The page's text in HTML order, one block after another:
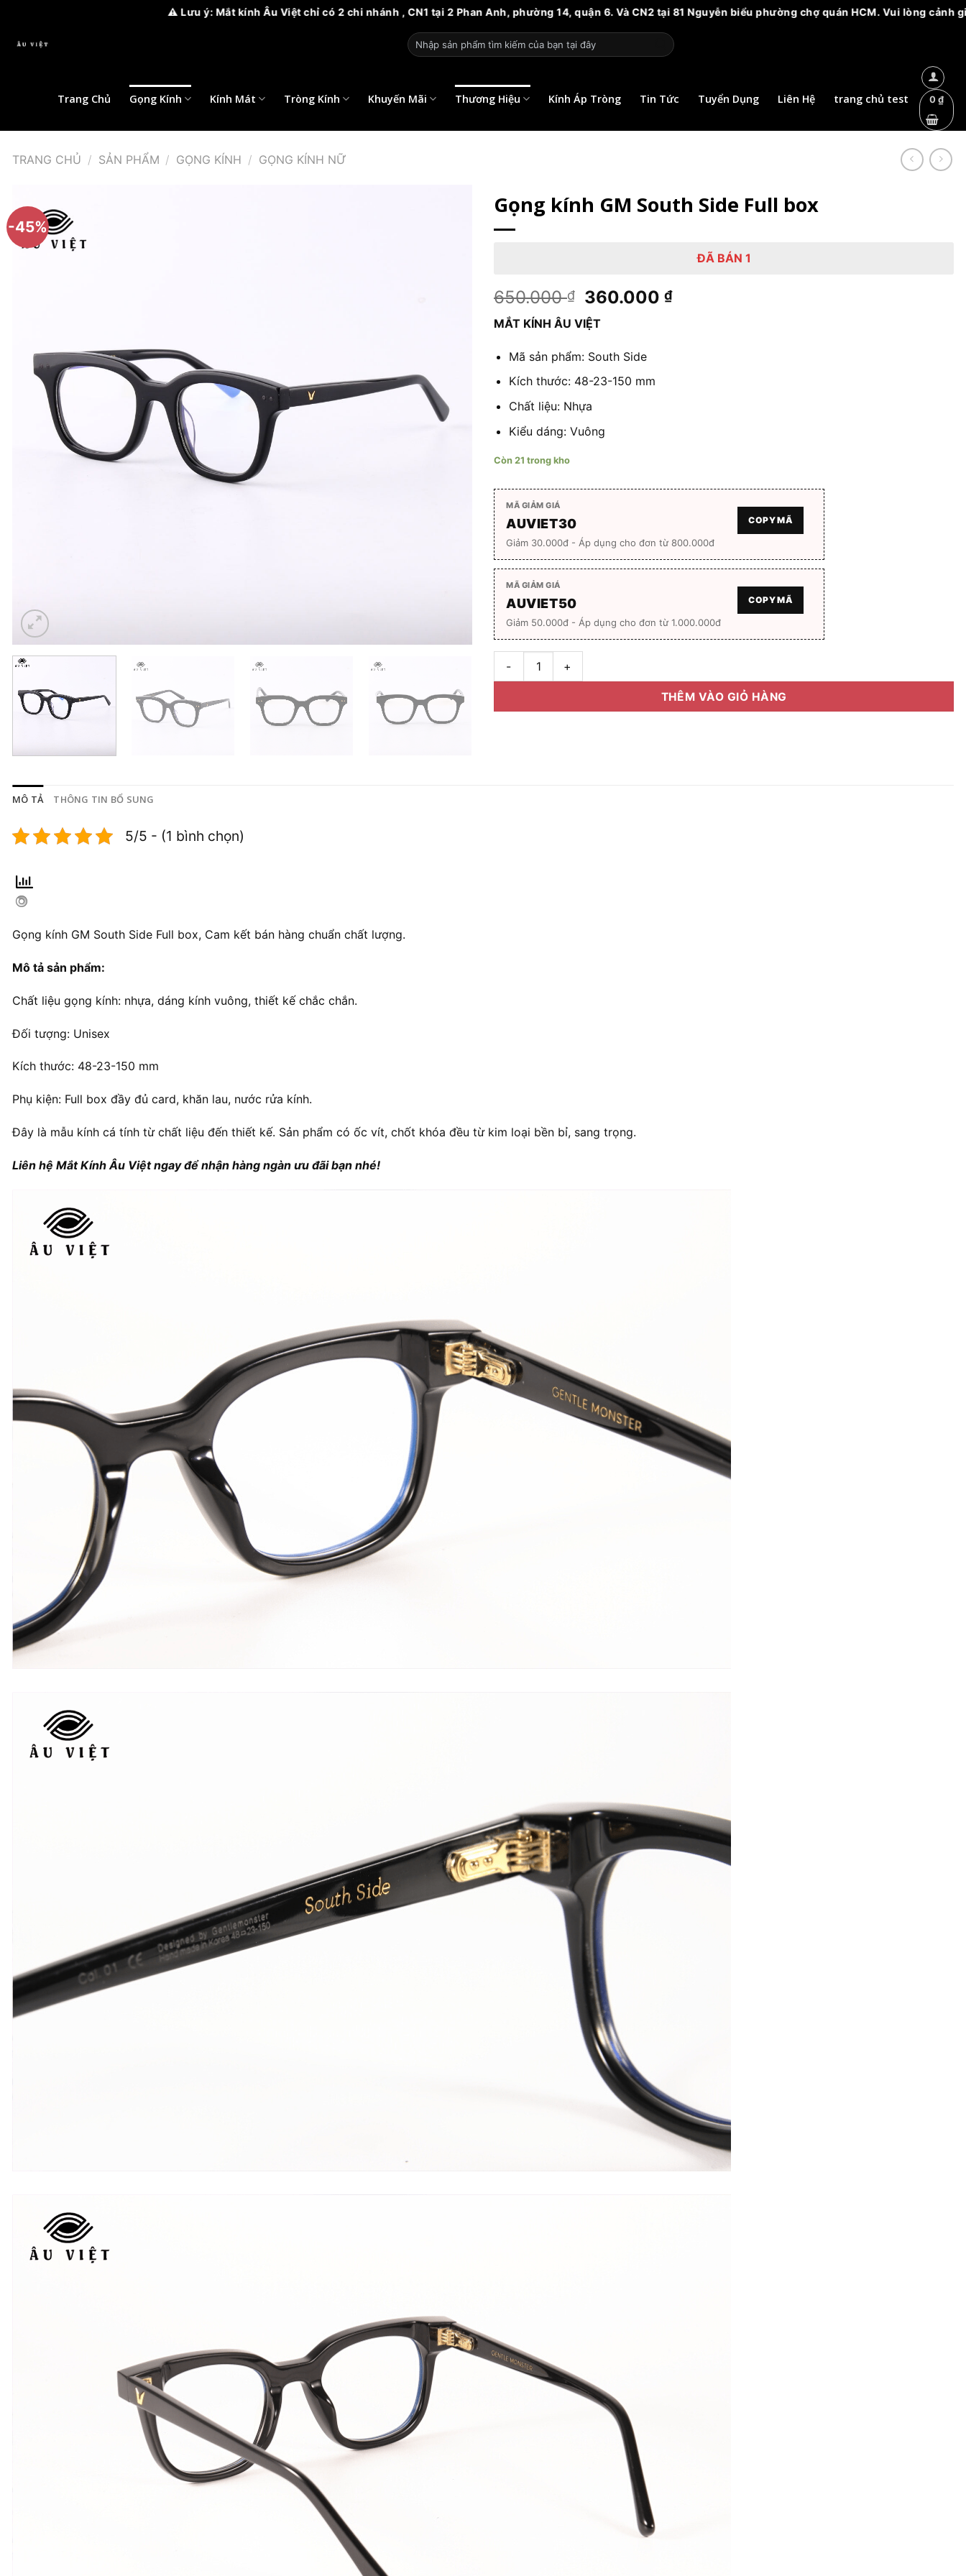
⚠️ Lưu ý: Mắt kính Âu Việt chỉ có 2 chi nhánh , CN1 tại 2 Phan Anh, phường 14, quận 6. Và CN2 tại 81 Nguyễn biểu phường chợ quán HCM. Vui lòng cảnh giác với các
qua
Tìm
kiếm:
Trang Chủ Gọng Kính Kính Mát Tròng Kính Khuyến Mãi Thương Hiệu Kính Áp Tròng Tin Tức Tuyển Dụng Liên Hệ trang chủ test 0₫
TRANG CHỦ / SẢN PHẨM / GỌNG KÍNH / GỌNG KÍNH NỮ
-45%
Gọng kính GM South Side Full box
ĐÃ BÁN 1
650.000₫
Giá
gốc
là:
650.000 ₫.
360.000₫Giá
MẮT KÍNH ÂU VIỆT
Mã sản phẩm: South Side
Kích thước: 48-23-150 mm
Chất liệu: Nhựa
Kiểu dáng: Vuông
Còn 21 trong kho
MÃ GIẢM GIÁ
AUVIET30
Giảm 30.000đ - Áp dụng cho đơn từ 800.000đ
COPY MÃ
MÃ GIẢM GIÁ
AUVIET50
Giảm 50.000đ - Áp dụng cho đơn từ 1.000.000đ
COPY MÃ
Gọng kính GM South Side Full box số lượng
THÊM VÀO GIỎ HÀNG
MÔ TẢ THÔNG TIN BỔ SUNG
5/5 - (1 bình chọn)
Gọng kính GM South Side Full box, Cam kết bán hàng chuẩn chất lượng.
Mô tả sản phẩm:
Chất liệu gọng kính: nhựa, dáng kính vuông, thiết kế chắc chắn.
Đối tượng: Unisex
Kích thước: 48-23-150 mm
Phụ kiện: Full box đầy đủ card, khăn lau, nước rửa kính.
Đây là mẫu kính cá tính từ chất liệu đến thiết kế. Sản phẩm có ốc vít, chốt khóa đều từ kim loại bền bỉ, sang trọng.
Liên hệ Mắt Kính Âu Việt ngay để nhận hàng ngàn ưu đãi bạn nhé!